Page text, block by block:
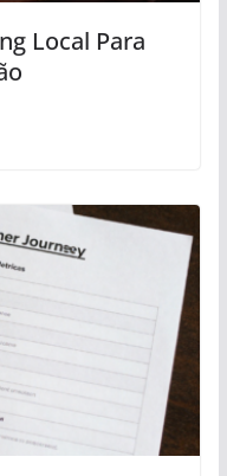
Local Para